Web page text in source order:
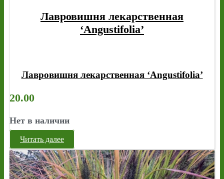
Лавровишня лекарственная
‘Angustifolia’
Лавровишня лекарственная ‘Angustifolia’
20.00
Нет в наличии
Читать далее